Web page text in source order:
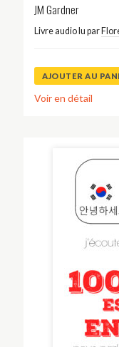
JM Gardner
Livre audio lu par
AJOUTER AU
Voir en détail